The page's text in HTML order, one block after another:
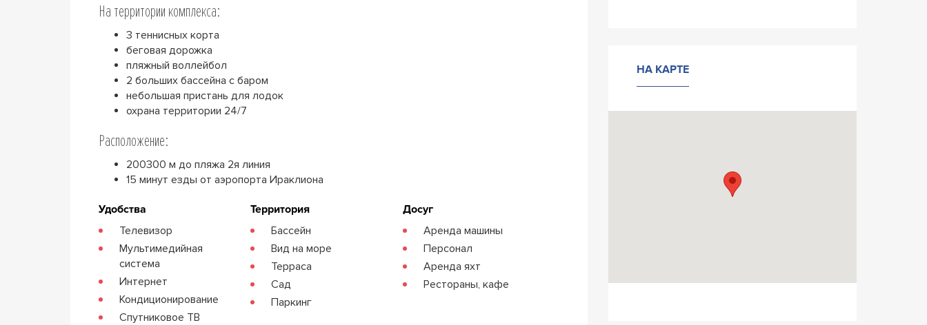
На территории комплекса:
3 теннисных корта
беговая дорожка
пляжный воллейбол
2 больших бассейна с баром
небольшая пристань для лодок
охрана территории 24/7
Расположение:
200300 м до пляжа 2я линия
15 минут езды от аэропорта Ираклиона
Удобства
Телевизор
Мультимедийная
система
Интернет
Кондиционирование
Спутниковое ТВ
Территория
Бассейн
Вид на море
Терраса
Сад
Паркинг
Досуг
Аренда машины
Персонал
Аренда яхт
Рестораны, кафе
НА КАРТЕ